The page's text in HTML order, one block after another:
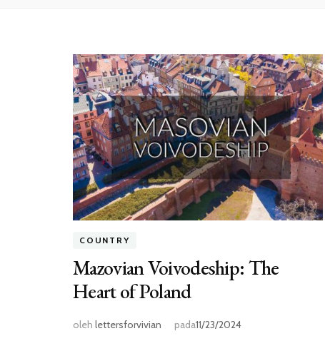
COUNTRY
Mazovian Voivodeship: The
Heart of Poland
oleh lettersforvivian pada11/23/2024